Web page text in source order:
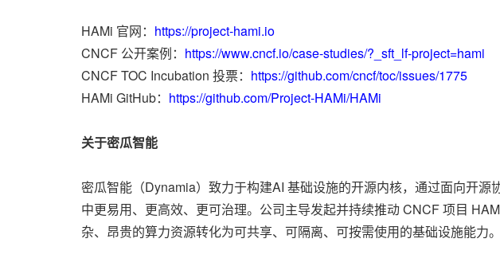
HAMi 官网： https://project-hami.io
CNCF 公开案例： https://www.cncf.io/case-studies/?_sft_lf-project=hami
CNCF TOC Incubation 投票： https://github.com/cncf/toc/issues/1775
HAMi GitHub： https://github.com/Project-HAMi/HAMi
关于密瓜智能
密瓜智能（Dynamia）致力于构建AI 基础设施的开源内核，通过面向开
中更易用、更高效、更可治理。公司主导发起并持续推动 CNCF 项目
杂、昂贵的算力资源转化为可共享、可隔离、可按需使用的基础设施能力。